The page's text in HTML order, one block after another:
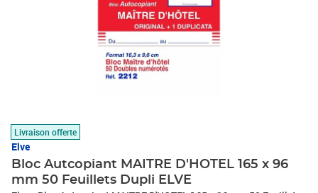
Livraison offerte
Elve
Bloc Autcopiant MAITRE D'HOTEL 165 x 96
mm 50 Feuillets Dupli ELVE